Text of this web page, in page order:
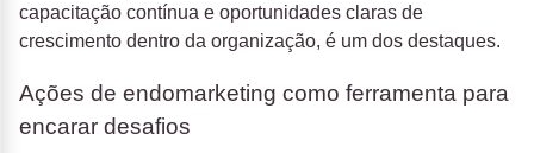
capacitação contínua e oportunidades claras de
crescimento dentro da organização​, é um dos destaques.
Ações de endomarketing como ferramenta para
encarar desafios